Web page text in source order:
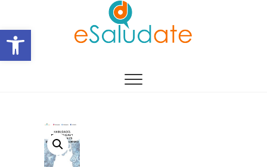
Abrir barra de herramientas
contenido